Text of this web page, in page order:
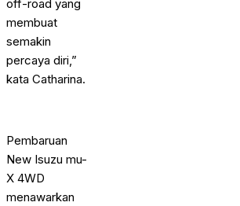
off-road yang
membuat
semakin
percaya diri,”
kata Catharina.
Pembaruan
New Isuzu mu-
X 4WD
menawarkan